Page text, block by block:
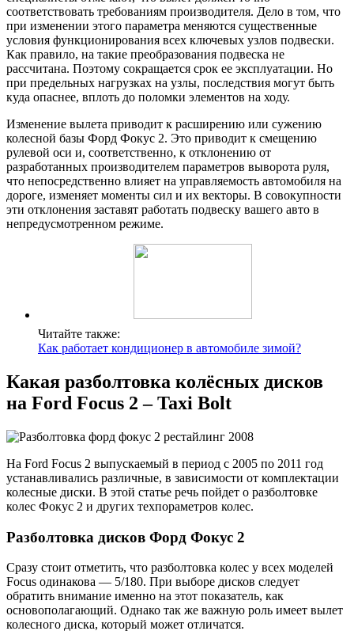
соответствовать требованиям производителя. Дело в том, что
при изменении этого параметра меняются существенные
условия функционирования всех ключевых узлов подвески.
Как правило, на такие преобразования подвеска не
рассчитана. Поэтому сокращается срок ее эксплуатации. Но
при предельных нагрузках на узлы, последствия могут быть
куда опаснее, вплоть до поломки элементов на ходу.
Изменение вылета приводит к расширению или сужению
колесной базы Форд Фокус 2. Это приводит к смещению
рулевой оси и, соответственно, к отклонению от
разработанных производителем параметров выворота руля,
что непосредственно влияет на управляемость автомобиля на
дороге, изменяет моменты сил и их векторы. В совокупности
эти отклонения заставят работать подвеску вашего авто в
непредусмотренном режиме.
Читайте также:
Как работает кондиционер в автомобиле зимой?
Какая разболтовка колёсных дисков
на Ford Focus 2 – Taxi Bolt
На Ford Focus 2 выпускаемый в период с 2005 по 2011 год
устанавливались различные, в зависимости от комплектации
колесные диски. В этой статье речь пойдет о разболтовке
колес Фокус 2 и других техпораметров колес.
Разболтовка дисков Форд Фокус 2
Сразу стоит отметить, что разболтовка колес у всех моделей
Focus одинакова — 5/180. При выборе дисков следует
обратить внимание именно на этот показатель, как
основополагающий. Однако так же важную роль имеет вылет
колесного диска, который может отличатся.